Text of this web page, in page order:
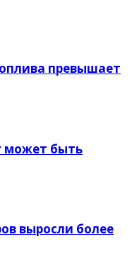
превышает
может быть
выросли более